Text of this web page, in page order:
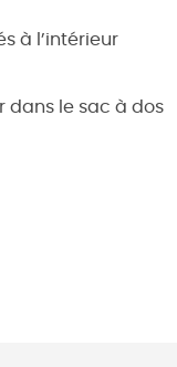
à l’intérieur
dans le sac à dos